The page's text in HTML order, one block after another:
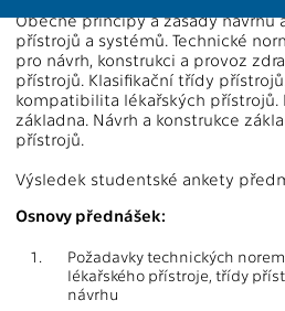
Obecné principy a zásady návrhu
přístrojů a systémů. Technické
pro návrh, konstrukci a provoz
přístrojů. Klasifikační třídy
kompatibilita lékařských přístrojů.
základna. Návrh a konstrukce
přístrojů.
Výsledek studentské ankety
Osnovy přednášek:
1.
Požadavky technických
lékařského přístroje, třídy
návrhu